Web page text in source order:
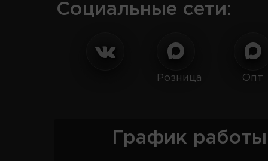
Социальные сети:
Розница Опт
График